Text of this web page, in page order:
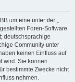
um eine unter der „
Foren-Software
deutschsprachige
Community unter
keinen Einfluss auf
wird. Sie können
bestimmte Zwecke nicht
nehmen.